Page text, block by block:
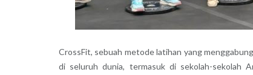
CrossFit, sebuah metode latihan yang
di seluruh dunia, termasuk di sekolah-sekolah